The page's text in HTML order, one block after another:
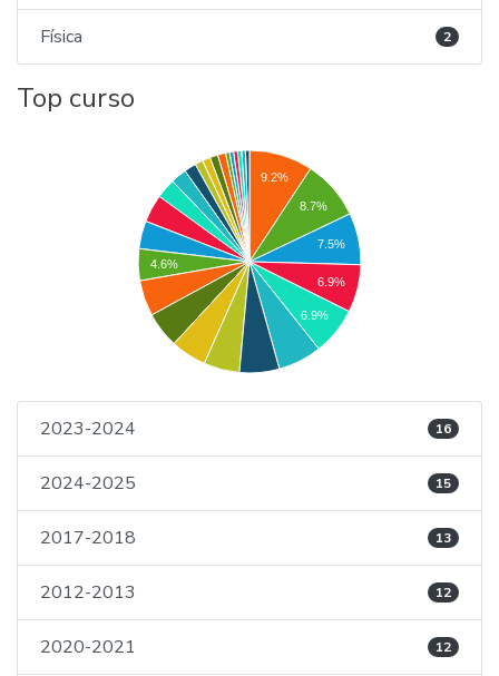
Física 2
Top curso
9.2%
8.7%
7.5%
6.9%
6.9%
4.6%
2023-2024 16
2024-2025 15
2017-2018 13
2012-2013 12
2020-2021 12